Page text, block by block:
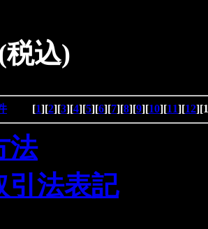
税込)
[1][2][3][4][5][6][7][8][9][10][11][12][
法
引法表記